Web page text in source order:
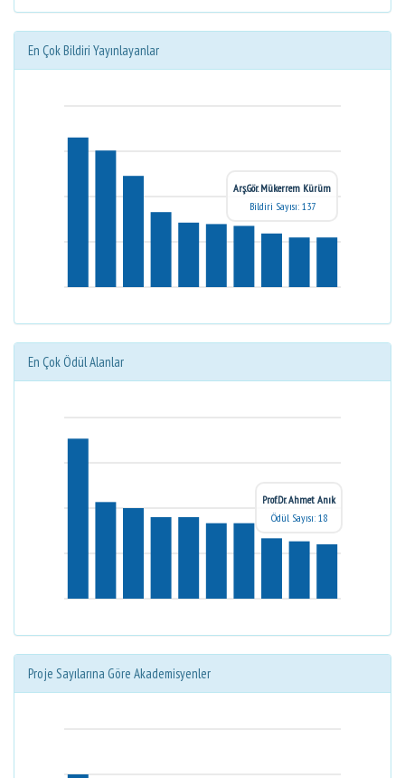
En Çok Bildiri Yayınlayanlar
Arş.Gör. Mükerrem Kürüm
Bildiri Sayısı: 137
En Çok Ödül Alanlar
Prof.Dr. Ahmet Anık
Ödül Sayısı: 18
Proje Sayılarına Göre Akademisyenler